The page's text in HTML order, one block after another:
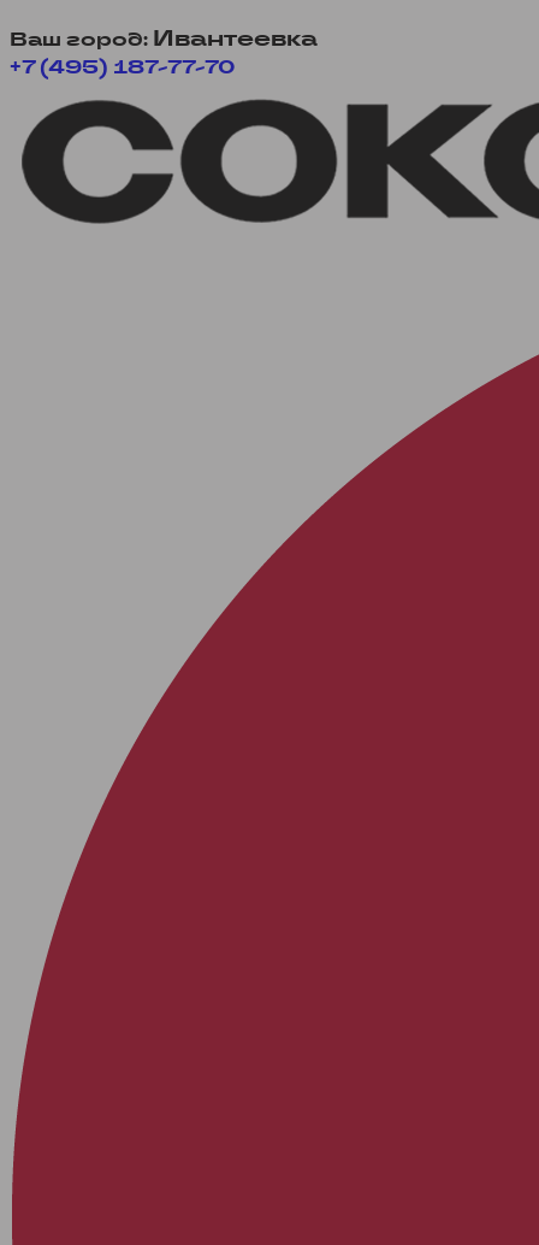
Ваш город: Ивантеевка
+7 (495) 187-77-70